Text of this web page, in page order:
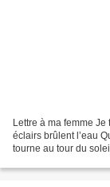
Lettre à ma femme
éclairs brûlent l’eau
tourne au tour du